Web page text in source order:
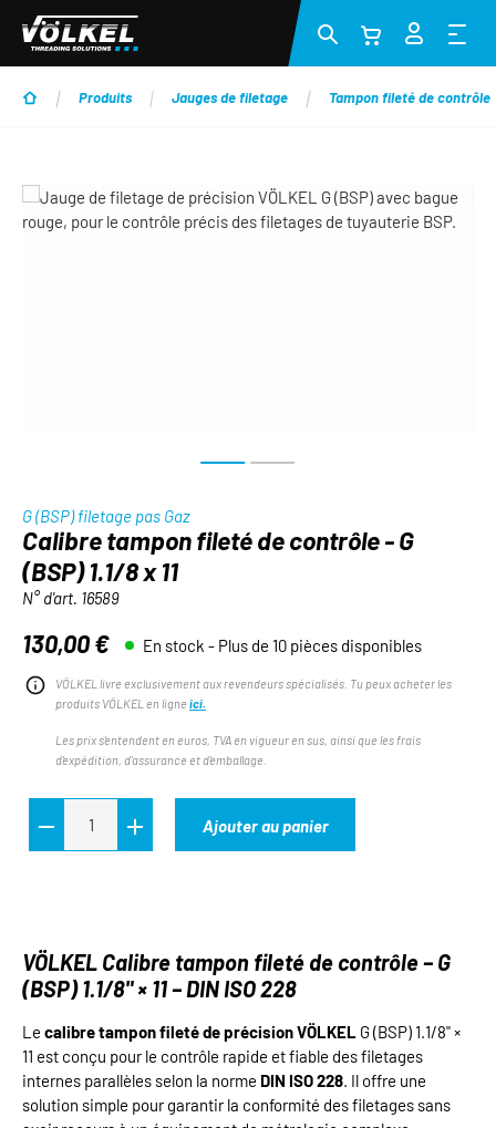
Passer au contenu principal
Produits Jauges de filetage Tampon fileté de contrôle
Ignorer la galerie d'images
G (BSP) filetage pas Gaz
Calibre tampon fileté de contrôle - G
(BSP) 1.1/8 x 11
N° d'art. 16589
Prix régulier :
130,00 € En stock - Plus de 10 pièces disponibles
VÖLKEL livre exclusivement aux revendeurs spécialisés. Tu peux acheter les
produits VÖLKEL en ligne ici.
Les prix s'entendent en euros, TVA en vigueur en sus, ainsi que les frais
d'expédition, d'assurance et d'emballage.
Ajouter au panier
VÖLKEL Calibre tampon fileté de contrôle – G
(BSP) 1.1/8" × 11 – DIN ISO 228
Le calibre tampon fileté de précision VÖLKEL G (BSP) 1.1/8" ×
11 est conçu pour le contrôle rapide et fiable des filetages
internes parallèles selon la norme DIN ISO 228. Il offre une
solution simple pour garantir la conformité des filetages sans